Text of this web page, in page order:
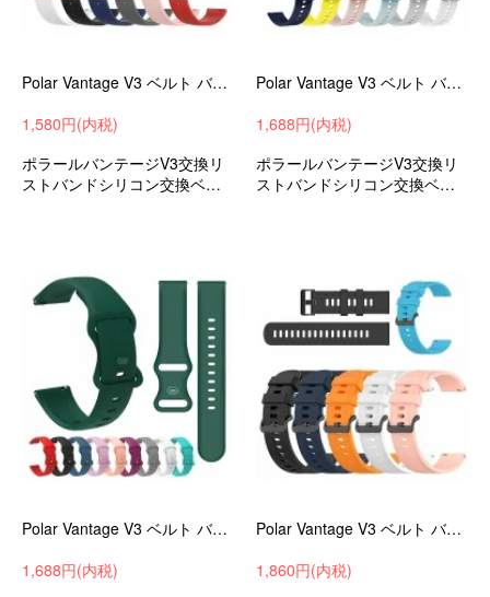
Polar Vantage V3 ベルト バンド シリコン 22mm 交換リストバンド/交換バンド/交換ベルト おすすめ ポラール バンテージ V3
1,580円(内税)
ポラールバンテージV3交換リ
ストバンドシリコン交換ベル
Polar Vantage V3 ベルト バンド シリコン 22mm 交換リストバンド/交換バンド/交換ベルト おすすめ ポラール バンテージ V3 ソフトバンド
1,688円(内税)
ポラールバンテージV3交換リ
ストバンドシリコン交換ベル
Polar Vantage V3 ベルト バンド シリコン 22mm 交換リストバンド/交換バンド/交換ベルト おすすめ ポラール バンテージ V3 ソフトバンド
1,688円(内税)
Polar Vantage V3 ベルト バンド シリコン 22mm 交換リストバンド/交換バンド/交換ベルト おすすめ ポラール バンテージ V3 ソフトバンド
1,860円(内税)